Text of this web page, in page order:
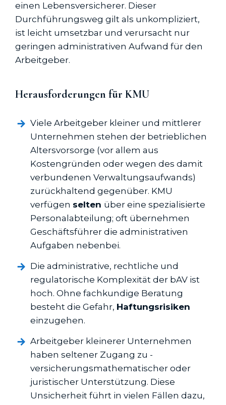
einen Lebens­versicherer. Dieser
Durchführungsweg gilt als unkompliziert,
ist leicht umsetzbar und verursacht nur
geringen administrativen Aufwand für den
Arbeitgeber.
Herausforderungen für KMU
Viele Arbeitgeber kleiner und mittlerer
Unternehmen stehen der betrieblichen
Altersvorsorge (vor allem aus
Kostengründen oder wegen des damit
verbundenen Verwaltungsaufwands)
zurückhaltend gegenüber. KMU
verfügen selten über eine spezialisierte
Personalabteilung; oft übernehmen
Geschäftsführer die administrativen
Aufgaben nebenbei.
Die administrative, rechtliche und
regulatorische Komplexität der bAV ist
hoch. Ohne fachkundige Beratung
besteht die Gefahr, Haftungsrisiken
einzugehen.
Arbeitgeber kleinerer Unternehmen
haben seltener Zugang zu ­
versicherungsmathematischer oder
juristischer Unterstützung. Diese
Unsicherheit führt in vielen Fällen dazu,